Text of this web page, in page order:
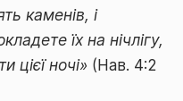
каменів, і
їх на нічлігу,
цієї ночі» (Нав. 4:2